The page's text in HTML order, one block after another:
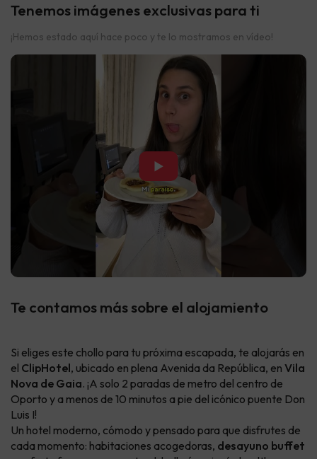
Tenemos imágenes exclusivas para ti
¡Hemos estado aquí hace poco y te lo mostramos en vídeo!
▶
Te contamos más sobre el alojamiento
Si eliges este chollo para tu próxima escapada, te alojarás en
el ClipHotel, ubicado en plena Avenida da República, en Vila
Nova de Gaia. ¡A solo 2 paradas de metro del centro de
Oporto y a menos de 10 minutos a pie del icónico puente Don
Luis I!
Un hotel moderno, cómodo y pensado para que disfrutes de
cada momento: habitaciones acogedoras, desayuno buffet